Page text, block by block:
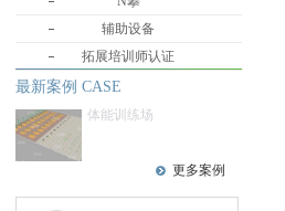
辅助设备
拓展培训师认证
最新案例 CASE
体能训练场
更多案例